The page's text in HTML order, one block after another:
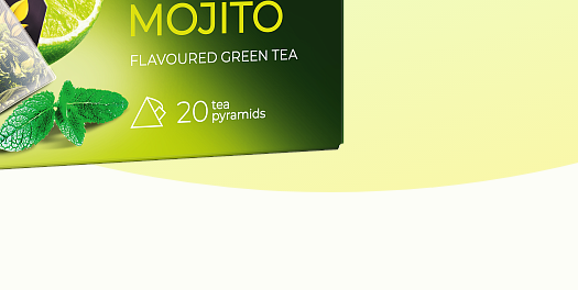
ПУТЕШЕСТВИЕ
ЦЕННЫЕ
КЕРІ БАЙЛАНЫС